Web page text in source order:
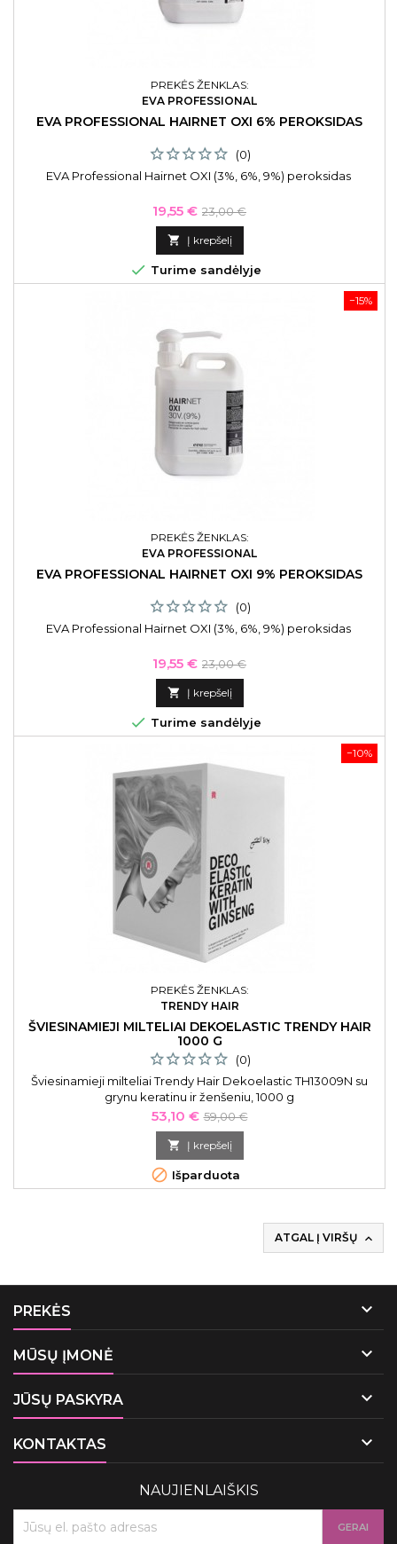
PREKĖS ŽENKLAS:
EVA PROFESSIONAL
EVA PROFESSIONAL HAIRNET OXI 6% PEROKSIDAS
(0)
EVA Professional Hairnet OXI (3%, 6%, 9%) peroksidas
Kaina
19,55 € Bazinė
kaina
23,00 €
 Į krepšelį
 Turime sandėlyje
−15%
PREKĖS ŽENKLAS:
EVA PROFESSIONAL
EVA PROFESSIONAL HAIRNET OXI 9% PEROKSIDAS
(0)
EVA Professional Hairnet OXI (3%, 6%, 9%) peroksidas
Kaina
19,55 € Bazinė
kaina
23,00 €
 Į krepšelį
 Turime sandėlyje
−10%
PREKĖS ŽENKLAS:
TRENDY HAIR
ŠVIESINAMIEJI MILTELIAI DEKOELASTIC TRENDY HAIR
1000 G
(0)
Šviesinamieji milteliai Trendy Hair Dekoelastic TH13009N su
grynu keratinu ir ženšeniu, 1000 g
Kaina
53,10 € Bazinė
kaina
59,00 €
 Į krepšelį
 Išparduota
ATGAL Į VIRŠŲ 
PREKĖS 
MŪSŲ ĮMONĖ 
JŪSŲ PASKYRA 
KONTAKTAS 
NAUJIENLAIŠKIS